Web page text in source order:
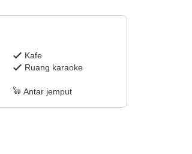
Kafe
Ruang karaoke
Antar jemput